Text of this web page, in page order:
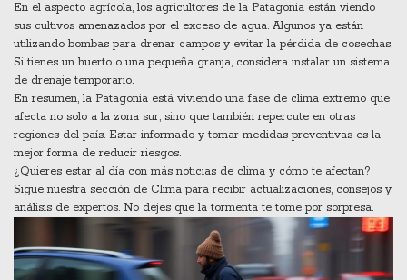
En el aspecto agrícola, los agricultores de la Patagonia están viendo
sus cultivos amenazados por el exceso de agua. Algunos ya están
utilizando bombas para drenar campos y evitar la pérdida de cosechas.
Si tienes un huerto o una pequeña granja, considera instalar un sistema
de drenaje temporario.
En resumen, la Patagonia está viviendo una fase de clima extremo que
afecta no solo a la zona sur, sino que también repercute en otras
regiones del país. Estar informado y tomar medidas preventivas es la
mejor forma de reducir riesgos.
¿Quieres estar al día con más noticias de clima y cómo te afectan?
Sigue nuestra sección de Clima para recibir actualizaciones, consejos y
análisis de expertos. No dejes que la tormenta te tome por sorpresa.